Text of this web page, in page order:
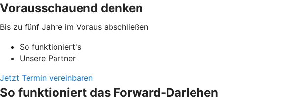
Vorausschauend denken
Bis zu fünf Jahre im Voraus abschließen
So funktioniert's
Unsere Partner
Jetzt Termin vereinbaren
So funktioniert das Forward-Darlehen